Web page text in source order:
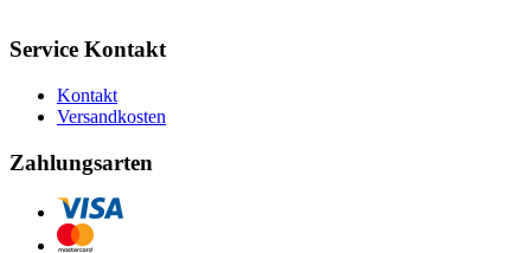
Service Kontakt
Kontakt
Versandkosten
Zahlungsarten